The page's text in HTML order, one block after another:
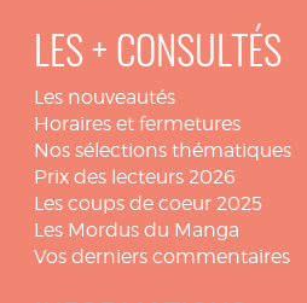
LES + CONSULTÉS
Les nouveautés
Horaires et fermetures
Nos sélections thématiques
Prix des lecteurs 2026
Les coups de coeur 2025
Les Mordus du Manga
Vos derniers commentaires